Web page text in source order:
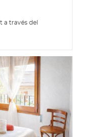
a través del